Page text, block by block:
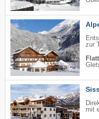
zur
mit